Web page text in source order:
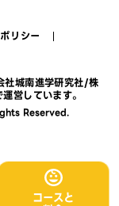
コースと
リシー
社城南進学研究社/株
営しています。
Reserved.